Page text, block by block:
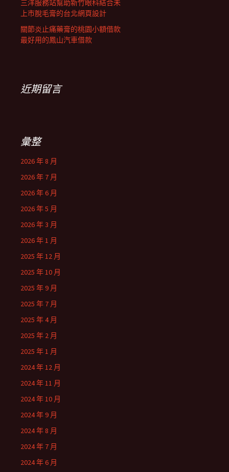
三洋服務站幫助新竹眼科結合未
上市脫毛膏的台北網頁設計
關節炎止痛藥膏的桃園小額借款
最好用的鳳山汽車借款
近期留言
彙整
2026 年 8 月
2026 年 7 月
2026 年 6 月
2026 年 5 月
2026 年 3 月
2026 年 1 月
2025 年 12 月
2025 年 10 月
2025 年 9 月
2025 年 7 月
2025 年 4 月
2025 年 2 月
2025 年 1 月
2024 年 12 月
2024 年 11 月
2024 年 10 月
2024 年 9 月
2024 年 8 月
2024 年 7 月
2024 年 6 月